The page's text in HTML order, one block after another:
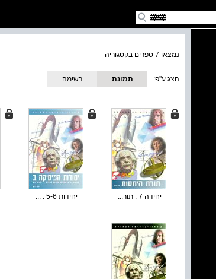
נמצאו 7 ספרים בקטגוריה
הצג ע''פ:
תמונת
רשימה
יחידה 7 : תור... יחידות 5-6 : ...